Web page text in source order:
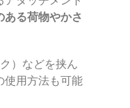
ある荷物やかさ
）などを挟ん
使用方法も可能